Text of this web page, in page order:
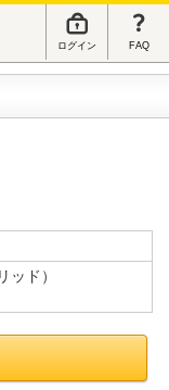
ログイン FAQ
ッド）